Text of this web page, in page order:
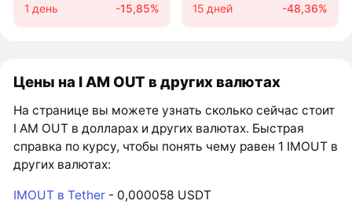
1 день -15,85% 15 дней -48,36%
Цены на I AM OUT в других валютах
На странице вы можете узнать сколько сейчас стоит
I AM OUT в долларах и других валютах. Быстрая
справка по курсу, чтобы понять чему равен 1 IMOUT в
других валютах:
IMOUT в Tether - 0,000058 USDT